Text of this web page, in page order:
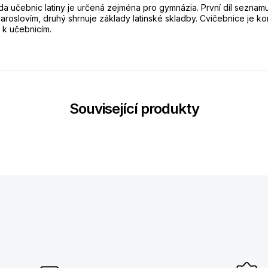
učebnic latiny je určená zejména pro gymnázia. První díl
druhý shrnuje základy latinské skladby. Cvičebnice je
učebnicím.
Související produkty